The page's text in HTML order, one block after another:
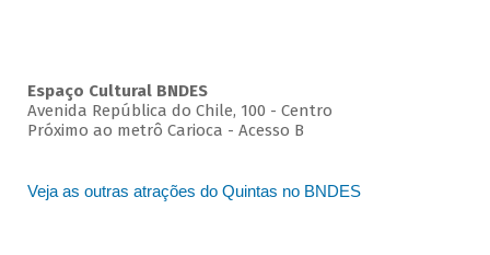
Espaço Cultural BNDES
Avenida República do Chile, 100 - Centro
Próximo ao metrô Carioca - Acesso B
Veja as outras atrações do Quintas no BNDES